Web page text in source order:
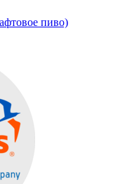
пиво)